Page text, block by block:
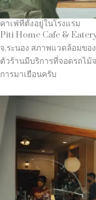
คาเฟ่ที่ตั้งอยู่ในโรงแรม
Piti Home Cafe &
จ.ระนอง สภาพแวดล้อมข
ตัวร้านมีบริการที่จอดรถไม้
การมาเยือนครับ